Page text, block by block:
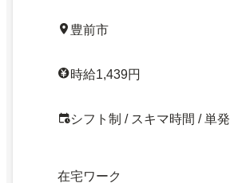
豊前市
時給1,439円
シフト制 / スキマ時間 / 単発
在宅ワーク